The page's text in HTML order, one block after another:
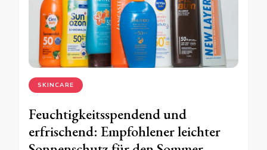
SKINCARE
Feuchtigkeitsspendend und
erfrischend: Empfohlener leichter